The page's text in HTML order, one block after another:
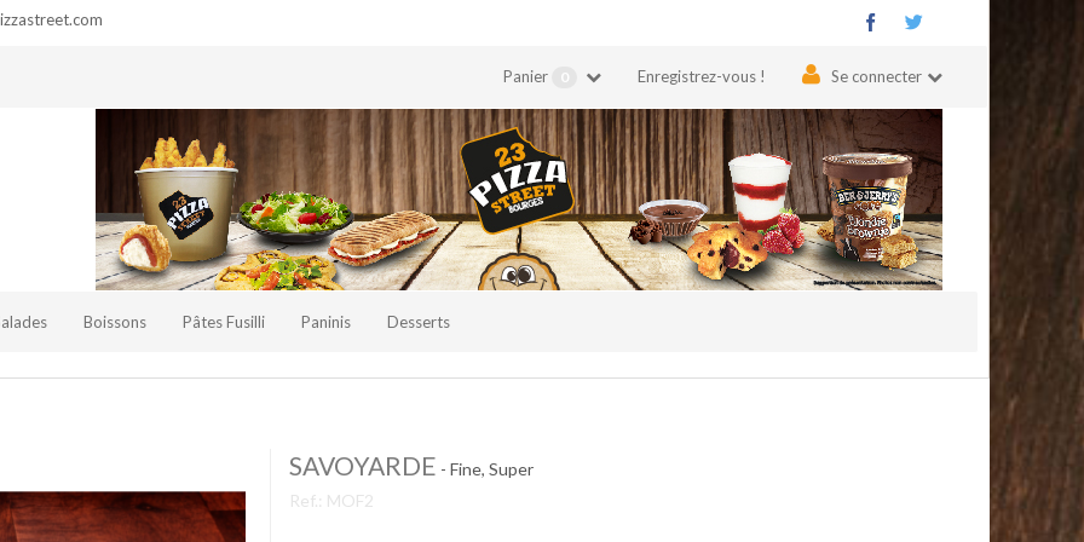
Enregistrez-vous ! Se connecter
Panier 0
Boissons Pâtes Fusilli Paninis Desserts
SAVOYARDE - Fine, Super
Ref.: MOF2